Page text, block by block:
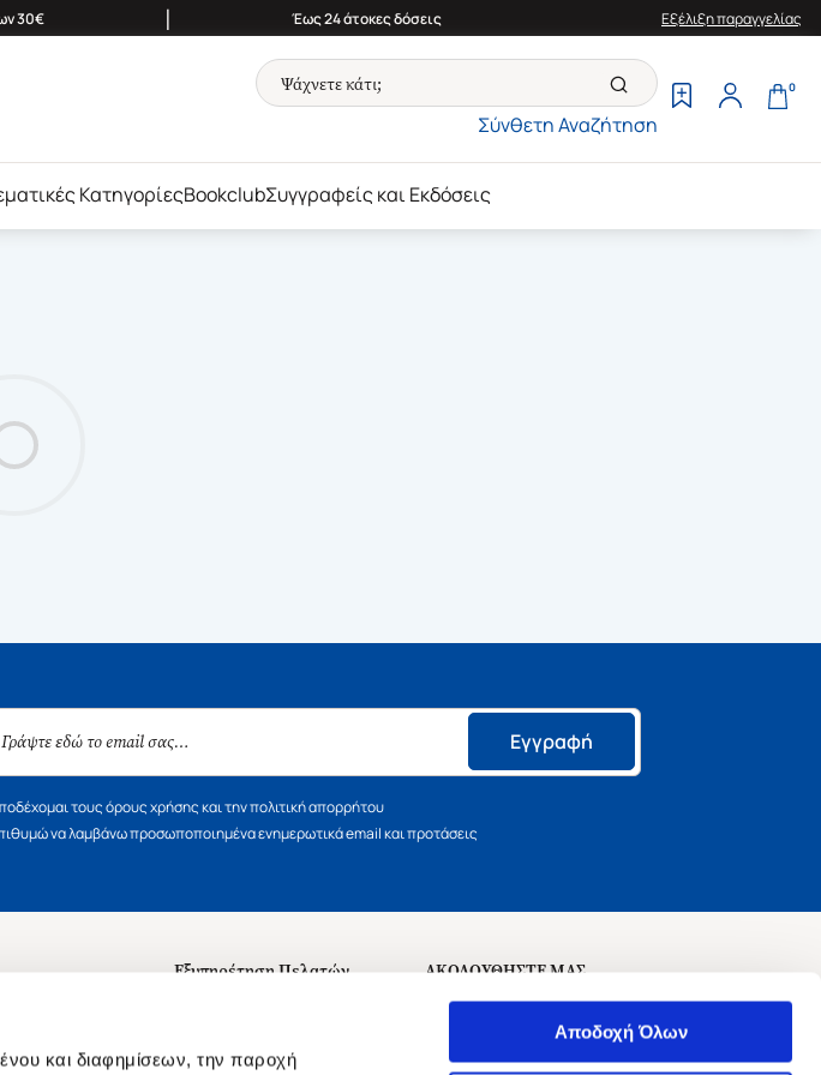
και διαφημίσεων, την παροχή
Αποδοχή Όλων
30€ | Έως 24 άτοκες δόσεις Εξέλιξη παραγγελίας
Σύνθετη Αναζήτηση
0
ΚατηγορίεςBookclubΣυγγραφείς και Εκδόσεις
Εγγραφή
τους όρους χρήσης και την πολιτική απορρήτου
να λαμβάνω προσωποποιημένα ενημερωτικά email και προτάσεις
Εξυπηρέτηση Πελατών
ΑΚΟΛΟΥΘΗΣΤΕ ΜΑΣ